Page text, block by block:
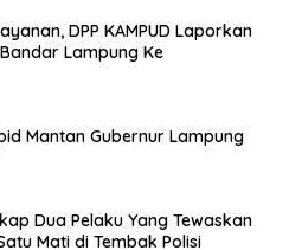
DPP KAMPUD Laporkan
Lampung Ke
Mantan Gubernur Lampung
Dua Pelaku Yang Tewaskan
Mati di Tembak Polisi